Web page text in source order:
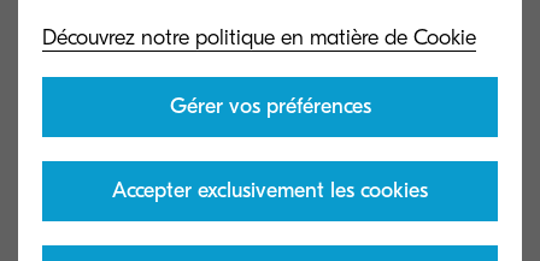
pour une durée de 3 ans ou un volume
des deux atteint), sous réserve que
Découvrez notre politique en matière de Cookie
Gérer vos préférences
Accepter exclusivement les cookies
essentiels